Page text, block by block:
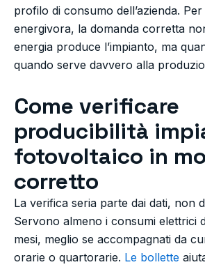
profilo di consumo dell’azienda. Per
energivora, la domanda corretta
energia produce l’impianto, ma
quando serve davvero alla
Come verificare
producibilità
fotovoltaico in
corretto
La verifica seria parte dai dati, non
Servono almeno i consumi elettrici
mesi, meglio se accompagnati da
orarie o quartorarie. Le bollette